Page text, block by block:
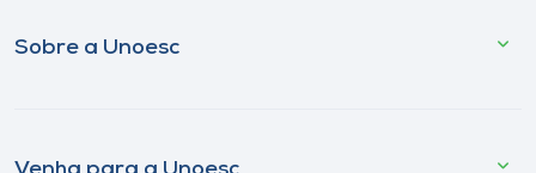
Sobre a Unoesc